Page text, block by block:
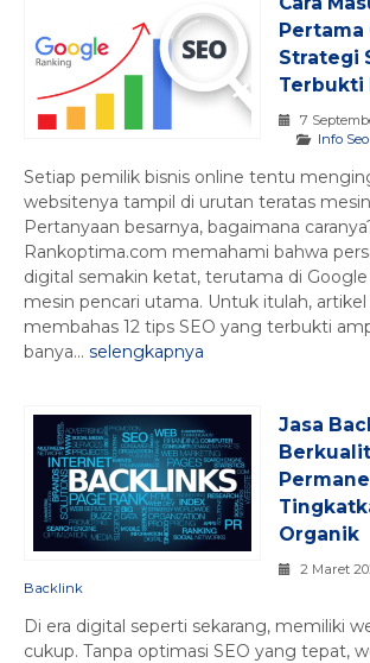
Pertama
Strategi
Terbukti
7
Info Seo
Setiap pemilik bisnis online tentu
websitenya tampil di urutan teratas
Pertanyaan besarnya, bagaimana
Rankoptima.com memahami bahwa
digital semakin ketat, terutama di
mesin pencari utama. Untuk itulah,
membahas 12 tips SEO yang terbukti
banya... selengkapnya
Jasa
Organik
2 Maret
Backlink
Di era digital seperti sekarang, memiliki
cukup. Tanpa optimasi SEO yang tepat,